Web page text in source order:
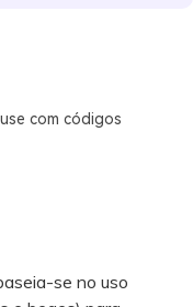
com códigos
se no uso